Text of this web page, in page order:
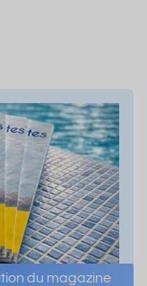
du magazine